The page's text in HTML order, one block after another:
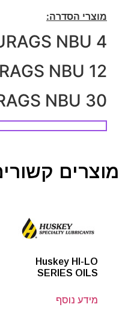
מוצרי הסדרה:
NBU 4
NBU 12
NBU 30
מוצרים
Huskey HI-LO
SERIES OILS
מידע נוסף